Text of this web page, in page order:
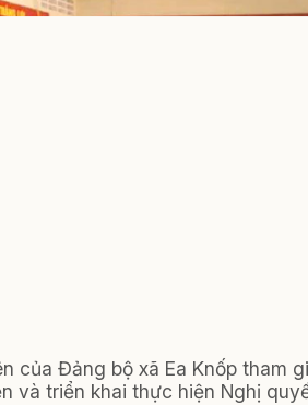
của Đảng bộ xã Ea Knốp tham
và triển khai thực hiện Nghị